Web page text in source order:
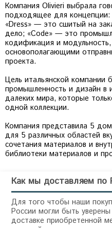
Компания Olivieri выбрала
подходящее для концепции:
«Dress» — это сшитый на
дело; «Code» — это
кодификация и
основополагающими
проекта.
Цель итальянской компании
промышленность и дизайн в
далеких мира, которые
одной коллекции.
Компания представила 5
для 5 различных областей
сочетания материалов и
Как мы доставляем по
Для того чтобы наши
России могли быть
доставке приобретенной